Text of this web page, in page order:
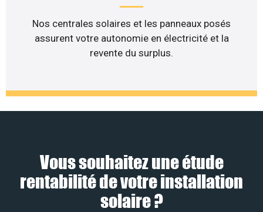
Nos centrales solaires et les panneaux posés
assurent votre autonomie en électricité et la
revente du surplus.
Vous souhaitez une étude
rentabilité de votre installation
solaire ?